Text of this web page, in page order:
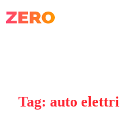
Tag: auto